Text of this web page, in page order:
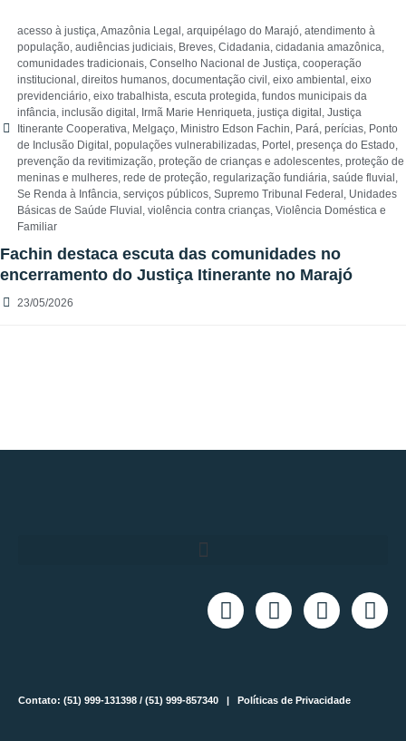
acesso à justiça,Amazônia Legal , arquipélago do Marajó, atendimento à
população, audiências judiciais, Breves, Cidadania, cidadania amazônica,
comunidades tradicionais, Conselho Nacional de Justiça, cooperação
institucional , direitos humanos, documentação civil , eixo ambiental , eixo
previdenciário, eixo trabalhista, escuta protegida, fundos municipais da
infância, inclusão digital , Irmã Marie Henriqueta, justiça digital , Justiça
Itinerante Cooperativa, Melgaço, Ministro Edson Fachin, Pará, perícias, Ponto
de Inclusão Digital , populações vulnerabilizadas, Portel , presença do Estado,
prevenção da revitimização, proteção de crianças e adolescentes, proteção de
meninas e mulheres, rede de proteção, regularização fundiária, saúde fluvial ,
Se Renda à Infância, serviços públicos, Supremo Tribunal Federal , Unidades
Básicas de Saúde Fluvial , violência contra crianças, Violência Doméstica e
Familiar
Fachin destaca escuta das comunidades no
encerramento do Justiça Itinerante no Marajó
23/05/2026
Contato: (51) 999-131398 / (51) 999-857340 | Políticas de Privacidade